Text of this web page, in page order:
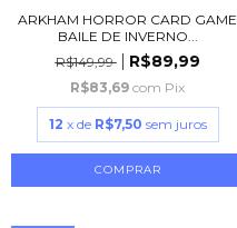
ARKHAM HORROR CARD GAME
BAILE DE INVERNO...
R$149,99
R$89,99
R$83,69 com Pix
12 x de R$7,50 sem juros